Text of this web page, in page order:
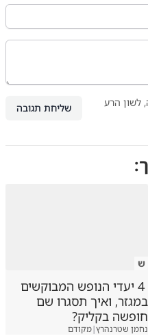
לשון הרע
שליחת תגובה
ש
4 יעדי הנופש המבוקשים
במגזר, ואיך תסגרו שם
חופשה בקליק?
נחמן שטרנהרץ|מקודם